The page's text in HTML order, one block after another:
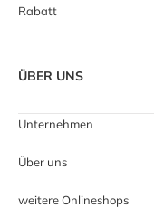
Rabatt
ÜBER UNS
Unternehmen
Über uns
weitere Onlineshops